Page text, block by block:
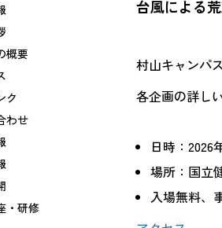
概要
ク
わせ
・研修
台風による
村山キャンパ
各企画の詳し
日時：2026
場所：国立
入場無料、